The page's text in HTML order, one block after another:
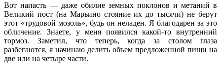
Вот напасть — даже обилие земных поклонов и метаний в
Великий пост (на Марьино стояние их до тысячи) не берут
этот «трудовой мозоль», будь он неладен. Я благодарен за это
обличение. Знаете, у меня появился какой-то внутренний
тормоз. Заметил, что теперь, когда за столом глаза
разбегаются, я начинаю делить объем предложенной пищи на
две или на четыре части.